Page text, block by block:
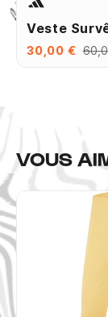
Veste
30,00 €
VOUS